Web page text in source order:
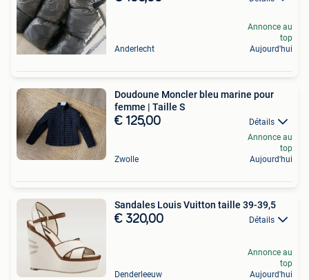
Anderlecht
Annonce au
top
Aujourd'hui
Doudoune Moncler bleu marine pour
femme | Taille S
€ 125,00 Détails
Zwolle
Annonce au
top
Aujourd'hui
Sandales Louis Vuitton taille 39-39,5
€ 320,00 Détails
Denderleeuw
Annonce au
top
Aujourd'hui